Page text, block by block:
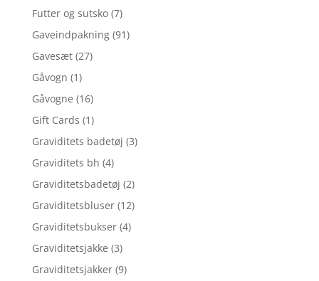
Futter og sutsko (7)
Gaveindpakning (91)
Gavesæt (27)
Gåvogn (1)
Gåvogne (16)
Gift Cards (1)
Graviditets badetøj (3)
Graviditets bh (4)
Graviditetsbadetøj (2)
Graviditetsbluser (12)
Graviditetsbukser (4)
Graviditetsjakke (3)
Graviditetsjakker (9)